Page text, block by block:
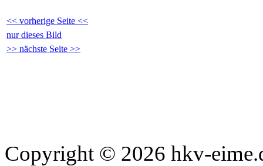
<< vorherige Seite <<
nur dieses Bild
>> nächste Seite >>
Copyright © 2026 hkv-